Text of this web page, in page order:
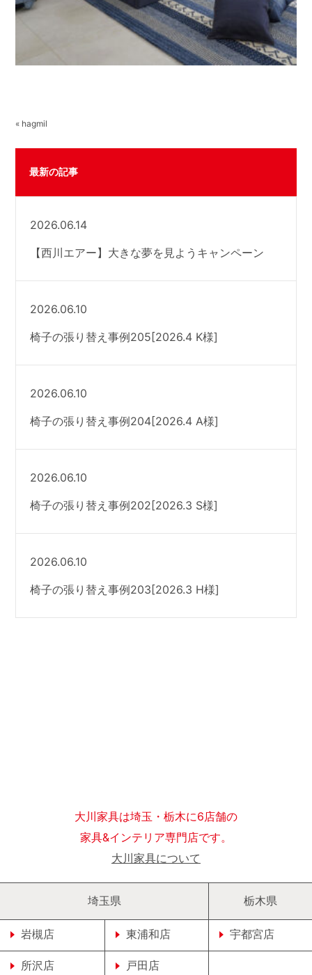
« hagmil
最新の記事
2026.06.14
【西川エアー】大きな夢を見ようキャンペーン
2026.06.10
椅子の張り替え事例205[2026.4 K様]
2026.06.10
椅子の張り替え事例204[2026.4 A様]
2026.06.10
椅子の張り替え事例202[2026.3 S様]
2026.06.10
椅子の張り替え事例203[2026.3 H様]
大川家具は埼玉・栃木に6店舗の
家具&インテリア専門店です。
大川家具について
埼玉県
岩槻店 東浦和店
所沢店 戸田店
栃木県
宇都宮店